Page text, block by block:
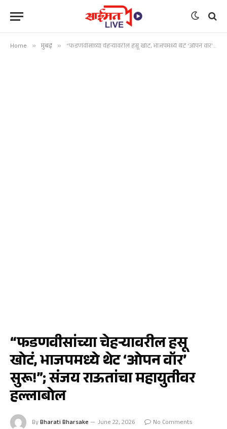
Home » मुंबई » “फडणवीसांच्या चेहऱ्यावरील हसू खोटं, भाजपमध्ये थेट ‘ओपन वॉर’ सुरू!”; संजय राऊतांचा महायुतीवर हल्लाबोल
“फडणवीसांच्या चेहऱ्यावरील हसू
खोटं, भाजपमध्ये थेट ‘ओपन वॉर’
सुरू!”; संजय राऊतांचा महायुतीवर
हल्लाबोल
ByBharati Bharsake June 22, 2026
No Comments